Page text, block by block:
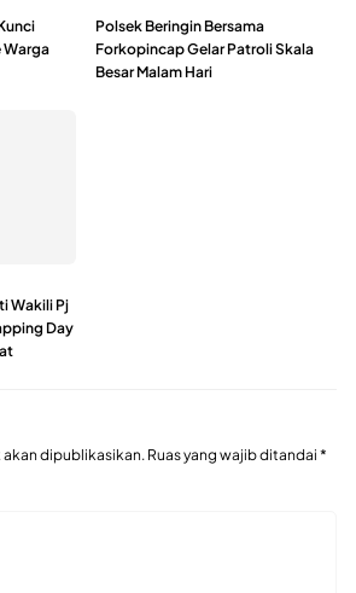
Warga
Polsek Beringin Bersama
Forkopincap Gelar Patroli Skala
Besar Malam Hari
Wakili Pj
Day
dipublikasikan. Ruas yang wajib ditandai *